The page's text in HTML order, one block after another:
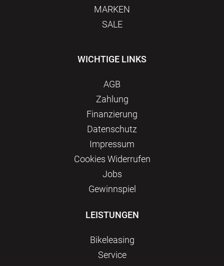
MARKEN
SALE
WICHTIGE LINKS
AGB
Zahlung
Finanzierung
Datenschutz
Impressum
Сookies Widerrufen
Jobs
Gewinnspiel
LEISTUNGEN
Bikeleasing
Service